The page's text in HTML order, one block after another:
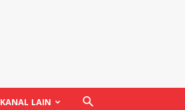
KANAL LAIN